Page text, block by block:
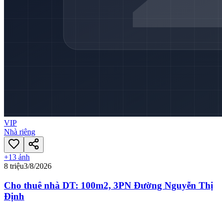
VIP
Nhà riêng
+13 ảnh
8 triệu3/8/2026
Cho thuê nhà DT: 100m2, 3PN Đường Nguyễn Thị
Định